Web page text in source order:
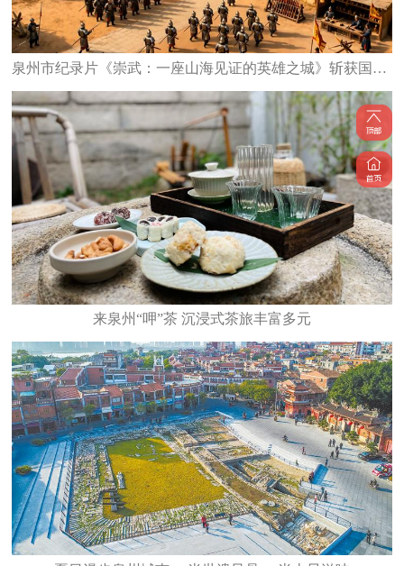
泉州市纪录片《崇武：一座山海见证的英雄之城》斩获国家级大奖
来泉州“呷”茶 沉浸式茶旅丰富多元